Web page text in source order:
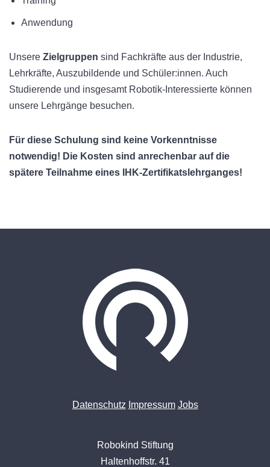
Anwendung
Unsere Zielgruppen sind Fachkräfte aus der Industrie,
Lehrkräfte, Auszubildende und Schüler:innen. Auch
Studierende und insgesamt Robotik-Interessierte können
unsere Lehrgänge besuchen.
Für diese Schulung sind keine Vorkenntnisse
notwendig! Die Kosten sind anrechenbar auf die
spätere Teilnahme eines IHK-Zertifikatslehrganges!
Datenschutz Impressum Jobs
Robokind Stiftung
Haltenhoffstr. 41